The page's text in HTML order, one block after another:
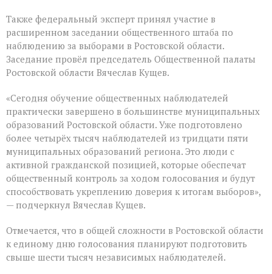
Также федеральный эксперт принял участие в
расширенном заседании общественного штаба по
наблюдению за выборами в Ростовской области.
Заседание провёл председатель Общественной палаты
Ростовской области Вячеслав Кущев.
«Сегодня обучение общественных наблюдателей
практически завершено в большинстве муниципальных
образований Ростовской области. Уже подготовлено
более четырёх тысяч наблюдателей из тридцати пяти
муниципальных образований региона. Это люди с
активной гражданской позицией, которые обеспечат
общественный контроль за ходом голосования и будут
способствовать укреплению доверия к итогам выборов»,
— подчеркнул Вячеслав Кущев.
Отмечается, что в общей сложности в Ростовской области
к единому дню голосования планируют подготовить
свыше шести тысяч независимых наблюдателей.